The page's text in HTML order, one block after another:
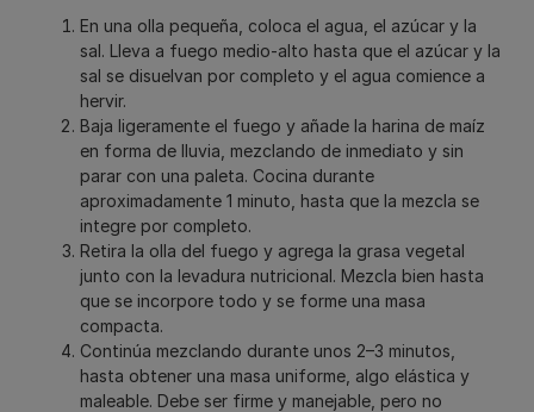
En una olla pequeña, coloca el agua, el azúcar y la
sal. Lleva a fuego medio-alto hasta que el azúcar y la
sal se disuelvan por completo y el agua comience a
hervir.
Baja ligeramente el fuego y añade la harina de maíz
en forma de lluvia, mezclando de inmediato y sin
parar con una paleta. Cocina durante
aproximadamente 1 minuto, hasta que la mezcla se
integre por completo.
Retira la olla del fuego y agrega la grasa vegetal
junto con la levadura nutricional. Mezcla bien hasta
que se incorpore todo y se forme una masa
compacta.
Continúa mezclando durante unos 2–3 minutos,
hasta obtener una masa uniforme, algo elástica y
maleable. Debe ser firme y manejable, pero no